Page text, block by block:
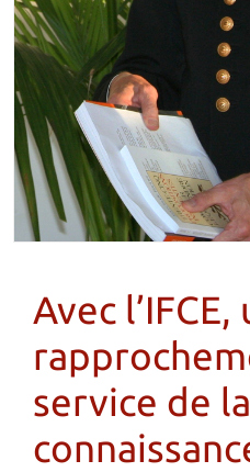
Avec l’IFCE,
service de la